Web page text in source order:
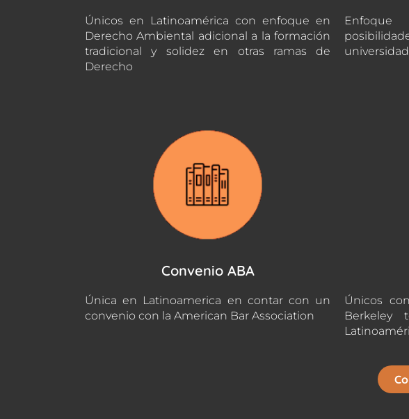
Únicos en Latinoamérica con enfoque en
Derecho Ambiental adicional a la formación
tradicional y solidez en otras ramas de
Derecho
Convenio ABA
Única en Latinoamerica en contar con un
convenio con la American Bar Association
Únicos
Berkeley